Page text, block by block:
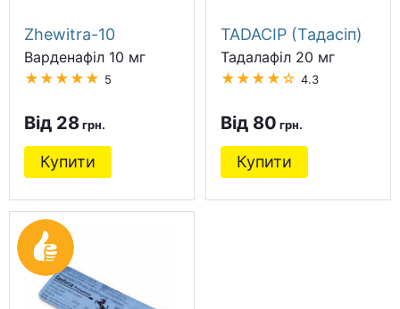
Zhewitra-10
Варденафіл 10 мг
★★★★★ 5
Від 28
Купити
TADACIP (Тадасіп)
Тадалафіл 20 мг
★★★★☆ 4.3
Від 80
Купити